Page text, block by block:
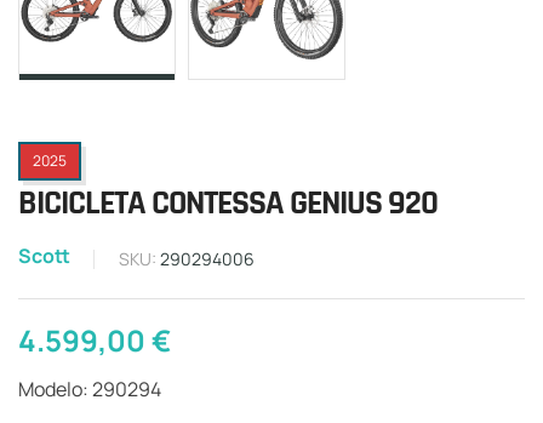
2025
BICICLETA CONTESSA GENIUS 920
Scott SKU: 290294006
4.599,00€
Modelo: 290294